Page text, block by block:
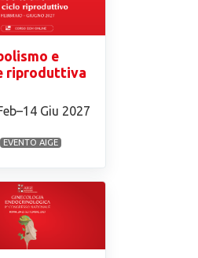
e
riproduttiva
Giu 2027
EVENTO AIGE